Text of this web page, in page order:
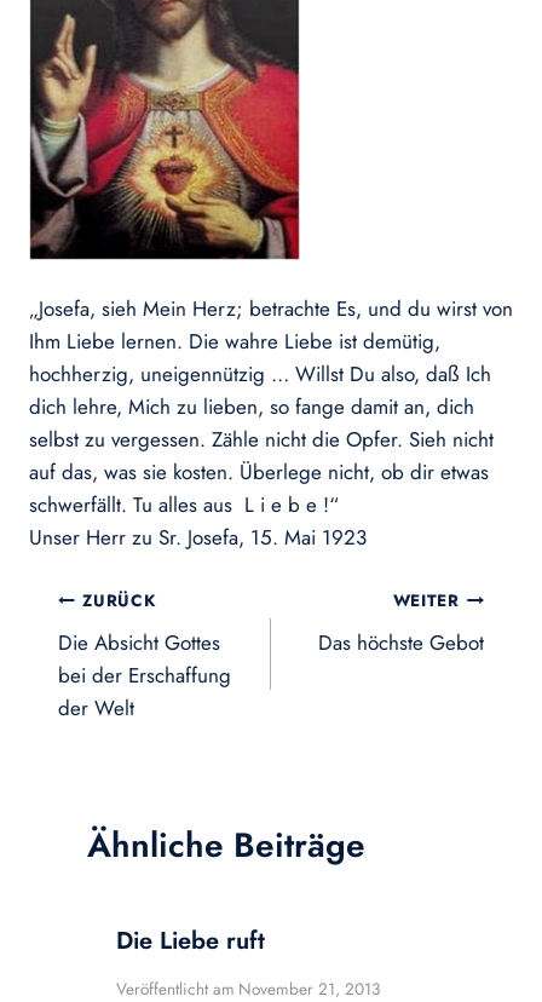
„Josefa, sieh Mein Herz; betrachte Es, und du wirst von
Ihm Liebe lernen. Die wahre Liebe ist demütig,
hochherzig, uneigennützig … Willst Du also, daß Ich
dich lehre, Mich zu lieben, so fange damit an, dich
selbst zu vergessen. Zähle nicht die Opfer. Sieh nicht
auf das, was sie kosten. Überlege nicht, ob dir etwas
schwerfällt. Tu alles aus L i e b e !“
Unser Herr zu Sr. Josefa, 15. Mai 1923
Beitragsnavigation
ZURÜCK
Die Absicht Gottes
bei der Erschaffung
der Welt
WEITER
Das höchste Gebot
Ähnliche Beiträge
Die Liebe ruft
Veröffentlicht am November 21, 2013